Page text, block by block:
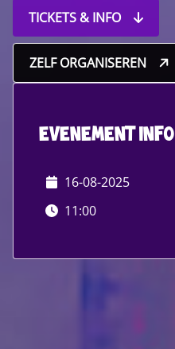
TICKETS & INFO
ZELF ORGANISEREN
evenement info
16-08-2025
11:00